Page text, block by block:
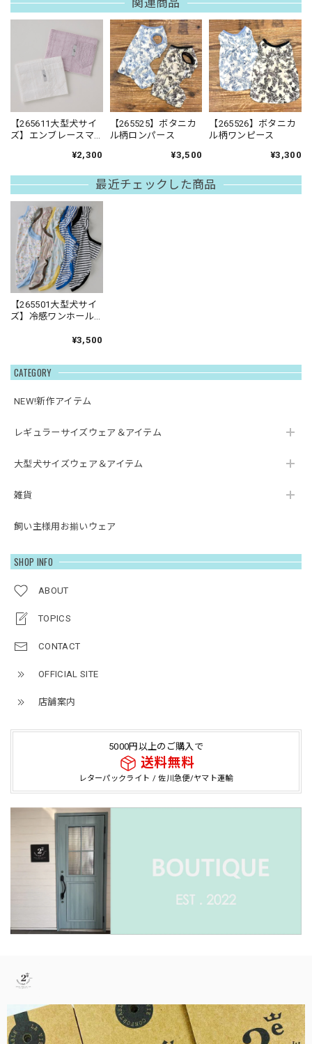
CATEGORY
NEW!新作アイテム
レギュラーサイズウェア＆アイテム
大型犬サイズウェア＆アイテム
雑貨
飼い主様用お揃いウェア
SHOP INFO
ABOUT
TOPICS
CONTACT
OFFICIAL SITE
店舗案内
5000円以上のご購入で
送料無料
レターパックライト / 佐川急便/ヤマト運輸
関連商品
【265611大型犬サイ
ズ】エンブレースマ
¥2,300
【265525】ボタニカ
ル柄ロンパース
¥3,500
【265526】ボタニカ
ル柄ワンピース
¥3,300
最近チェックした商品
【265501大型犬サイ
ズ】冷感ワンホール
¥3,500